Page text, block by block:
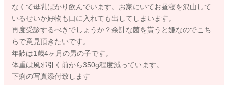
なくて母乳ばかり飲んでいます。お家にいてお昼寝を沢山して
いるせいか好物も口に入れても出してしまいます。
再度受診するべきでしょうか？余計な菌を貰うと嫌なのでこち
らで意見頂きたいです。
年齢は1歳4ヶ月の男の子です。
体重は風邪引く前から350g程度減っています。
下痢の写真添付致します